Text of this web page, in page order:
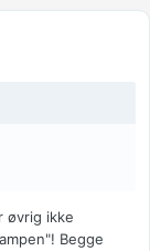
øvrig ikke
Begge